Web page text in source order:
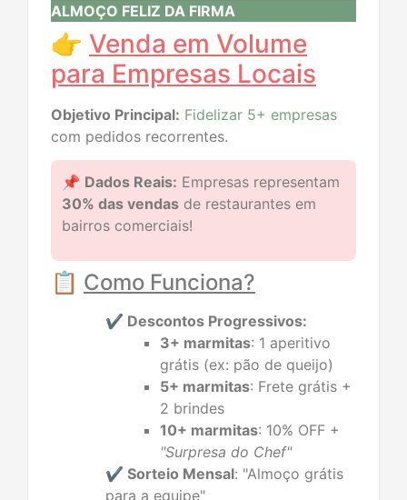
ALMOÇO FELIZ DA FIRMA
👉 Venda em Volume
para Empresas Locais
Objetivo Principal: Fidelizar 5+ empresas
com pedidos recorrentes.
📌 Dados Reais: Empresas representam
30% das vendas de restaurantes em
bairros comerciais!
📋 Como Funciona?
✔️ Descontos Progressivos:
3+ marmitas: 1 aperitivo
grátis (ex: pão de queijo)
5+ marmitas: Frete grátis +
2 brindes
10+ marmitas: 10% OFF +
"Surpresa do Chef"
✔️ Sorteio Mensal: "Almoço grátis
para a equipe"